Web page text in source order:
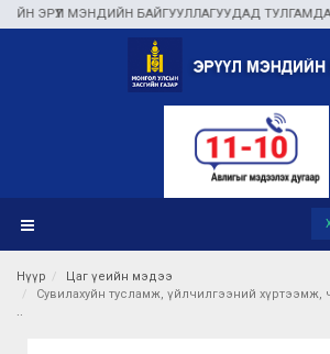
БАЙГУУЛЛАГУУДАД ТУЛГАМДАЖ БУЙ
Нүүр
Цаг үеийн мэдээ
Сувилахуйн тусламж, үйлчилгээний хүртээмж,